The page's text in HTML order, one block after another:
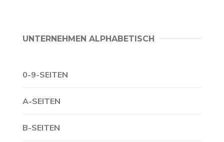
UNTERNEHMEN ALPHABETISCH
0-9-SEITEN
A-SEITEN
B-SEITEN